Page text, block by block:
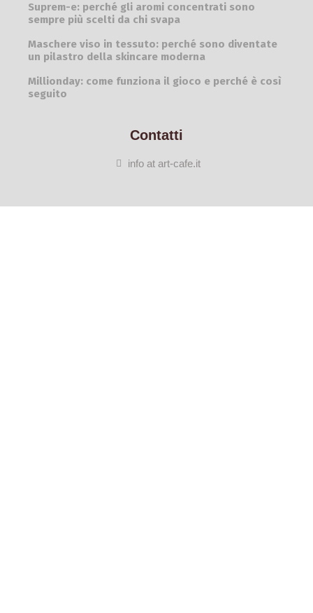
Suprem-e: perché gli aromi concentrati sono
sempre più scelti da chi svapa
Maschere viso in tessuto: perché sono diventate
un pilastro della skincare moderna
Millionday: come funziona il gioco e perché è così
seguito
Contatti
info at art-cafe.it